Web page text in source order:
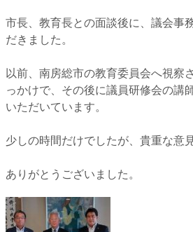
市長、教育長との面談後に、議会事
だきました。⁡
以前、南房総市の教育委員会へ視察
っかけで、その後に議員研修会の講
いただいています。⁡
少しの時間だけでしたが、貴重な意
⁡ありがとうございました。⁡